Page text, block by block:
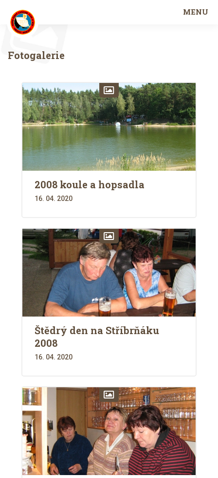
MENU
Fotogalerie
2008 koule a hopsadla
16. 04. 2020
Štědrý den na Stříbrňáku
2008
16. 04. 2020